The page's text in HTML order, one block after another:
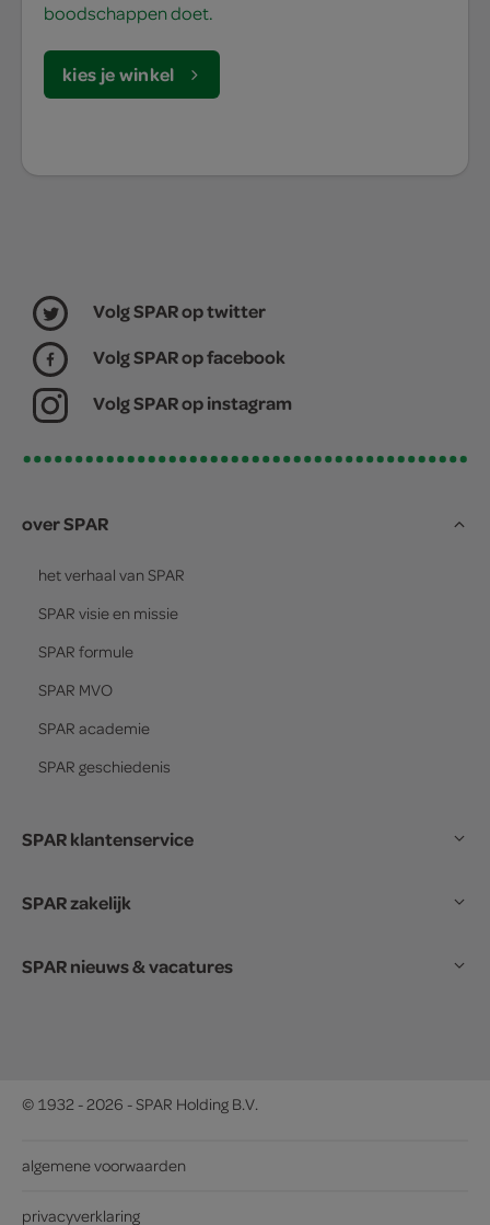
boodschappen doet.
kies je winkel
Volg SPAR op twitter
Volg SPAR op facebook
Volg SPAR op instagram
over SPAR
het verhaal van SPAR
SPAR visie en missie
SPAR formule
SPAR MVO
SPAR academie
SPAR geschiedenis
SPAR klantenservice
SPAR zakelijk
SPAR nieuws & vacatures
© 1932 - 2026 - SPAR Holding B.V.
algemene voorwaarden
privacyverklaring